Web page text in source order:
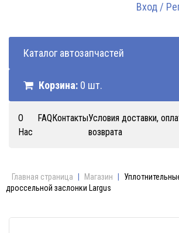
Вход /
Каталог автозапчастей
Корзина: 0 шт.
О
Нас
FAQКонтактыУсловия доставки,
возврата
Главная страница Магазин
дроссельной заслонки Largus